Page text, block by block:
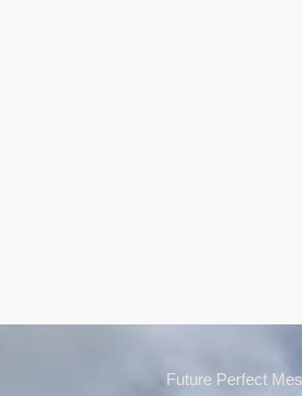
Future Perfect